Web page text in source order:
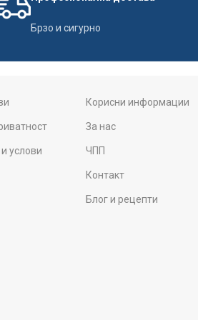
Брзо и сигурно
услови
Корисни информации
За нас
ЧПП
Контакт
Блог и рецепти